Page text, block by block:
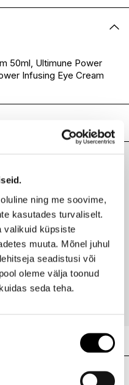
ning me soovime,
kasutades turvaliselt.
valikuid küpsiste
muuta. Mõnel juhul
seadistusi või
oleme välja toonud
seda teha.
50ml, Ultimune Power
Infusing Eye Cream
tooted
komplekt
€